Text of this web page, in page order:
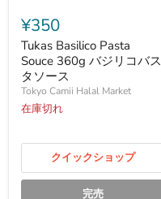
Basilico
Pasta
Souce
360g
バ
ジ
リ
コ
タ
ー
¥350
Tukas Basilico Pasta
Souce 360g バジリコバス
タソース
Tokyo Camii Halal Market
在庫切れ
クイックショップ
完売